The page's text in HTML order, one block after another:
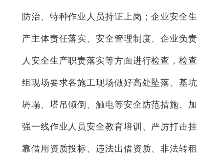
防治、特种作业人员持证上岗；企业安全生
产主体责任落实、安全管理制度、企业负责
人安全生产职责落实等方面进行检查，检查
组现场要求各施工现场做好高处坠落、基坑
坍塌、塔吊倾倒、触电等安全防范措施、加
强一线作业人员安全教育培训、严厉打击挂
靠借用资质投标、违法出借资质、非法转租